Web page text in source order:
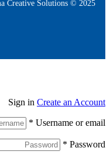
2025 © All rights reserved . Developed by
Creative Solutions
Sign in Create an Account
Username or email
*
Password
*